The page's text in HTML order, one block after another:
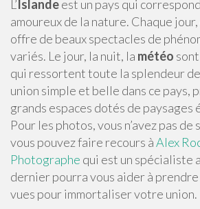
L’Islandeest un pays qui
amoureux de la nature. Chaque
offre de beaux spectacles de
variés. Le jour, la nuit, la météo
qui ressortent toute la splendeur
union simple et belle dans ce pays,
grands espaces dotés de paysages
Pour les photos, vous n’avez pas de
vous pouvez faire recours àAlex
Photographe qui est un spécialiste
dernier pourra vous aider à
vues pour immortaliser votre union.